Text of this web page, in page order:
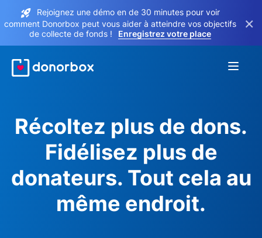
Rejoignez une démo en de 30 minutes pour voir
comment Donorbox peut vous aider à atteindre vos objectifs
de collecte de fonds !
Enregistrez votre place
×
Récoltez plus de dons.
Fidélisez plus de
donateurs. Tout cela au
même endroit.